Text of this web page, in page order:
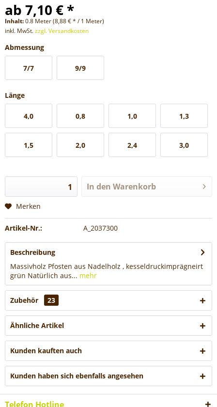
ab 7,10 € *
Inhalt:0.8 Meter (8,88 € * / 1 Meter)
inkl. MwSt.zzgl. Versandkosten
Abmessung
7/7 9/9
Länge
4,0 0,8 1,0 1,3
1,5 2,0 2,4 3,0
In den Warenkorb
Merken
Artikel-Nr.: A_2037300
Beschreibung
Massivholz Pfosten aus Nadelholz , kesseldruckimprägneirt
grün Natürlich aus... mehr
Zubehör 23
Ähnliche Artikel
Kunden kauften auch
Kunden haben sich ebenfalls angesehen
Telefon Hotline